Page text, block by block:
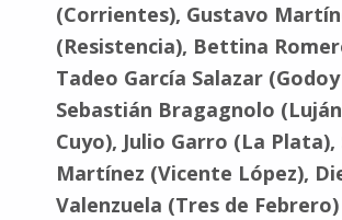
(Corrientes), Gustavo
(Resistencia), Bettina
Tadeo García Salazar
Sebastián Bragagnolo
Cuyo), Julio Garro (La Plata),
Martínez (Vicente López),
Valenzuela (Tres de